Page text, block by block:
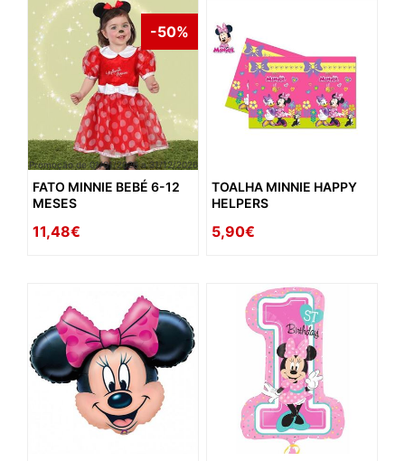
-50%
Promoção de 01/01/2026 a 31/12/2026
FATO MINNIE BEBÉ 6-12
MESES
11,48€
TOALHA MINNIE HAPPY
HELPERS
5,90€